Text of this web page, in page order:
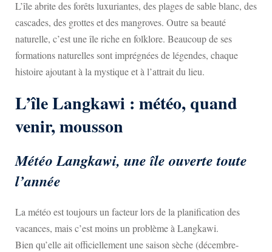
L’île abrite des forêts luxuriantes, des plages de sable blanc, des
cascades, des grottes et des mangroves. Outre sa beauté
naturelle, c’est une île riche en folklore. Beaucoup de ses
formations naturelles sont imprégnées de légendes, chaque
histoire ajoutant à la mystique et à l’attrait du lieu.
L’île Langkawi : météo, quand
venir, mousson
Météo Langkawi, une île ouverte toute
l’année
La météo est toujours un facteur lors de la planification des
vacances, mais c’est moins un problème à Langkawi.
Bien qu’elle ait officiellement une saison sèche (décembre-